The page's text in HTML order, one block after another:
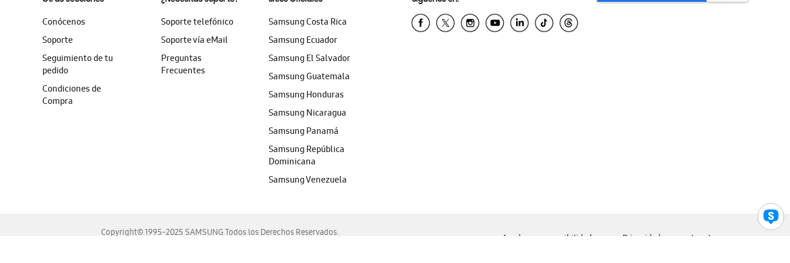
Conócenos
Soporte
Seguimiento de tu
pedido
Condiciones de
Compra
Soporte telefónico
Soporte vía eMail
Preguntas
Frecuentes
Samsung Costa Rica
Samsung Ecuador
Samsung El Salvador
Samsung Guatemala
Samsung Honduras
Samsung Nicaragua
Samsung Panamá
Samsung República
Dominicana
Samsung Venezuela
Copyright© 1995-2025 SAMSUNG Todos los Derechos Reservados.
Ayuda para accesibilidad Privacidad Legal